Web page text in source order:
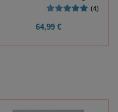
(4)
64,99 €